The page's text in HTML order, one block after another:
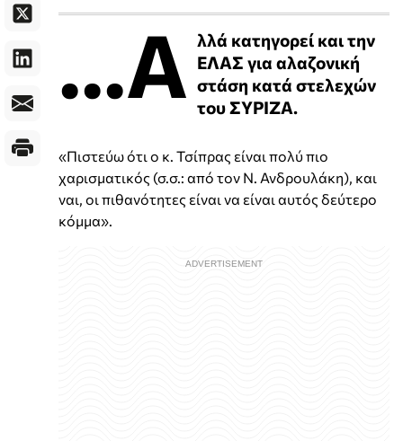
...Α λλά κατηγορεί και την
ΕΛΑΣ για αλαζονική
στάση κατά στελεχών
του ΣΥΡΙΖΑ.
«Πιστεύω ότι ο κ. Τσίπρας είναι πολύ πιο
χαρισματικός (σ.σ.: από τον Ν. Ανδρουλάκη), και
ναι, οι πιθανότητες είναι να είναι αυτός δεύτερο
κόμμα».